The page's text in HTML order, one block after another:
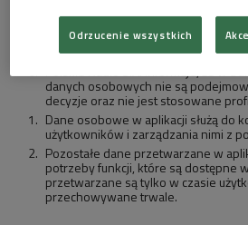
zgody.
Przysługuje Pani/u prawo
nadzorczego.
danych osobowych nie są
decyzje oraz nie jest stosowane
Dane osobowe w aplikacji służą do
użytkowników i zarządzania nimi z
Pozostałe dane przetwarzane w
potrzeby funkcji, które są dostępne
przetwarzane są tylko w czasie
przechowywane trwale.
Odrzucenie wszystkich